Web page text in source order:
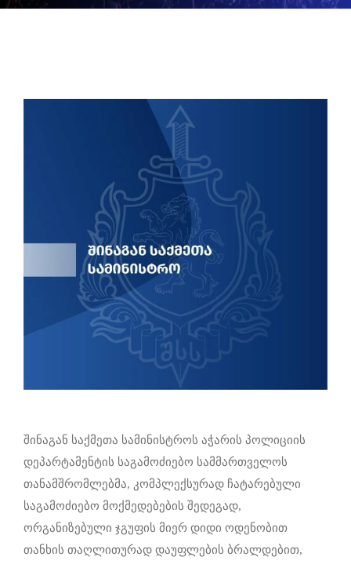
შინაგან საქმეთა სამინისტროს აჭარის პოლიციის
დეპარტამენტის საგამოძიებო სამმართველოს
თანამშრომლებმა, კომპლექსურად ჩატარებული
საგამოძიებო მოქმედებების შედეგად,
ორგანიზებული ჯგუფის მიერ დიდი ოდენობით
თანხის თაღლითურად დაუფლების ბრალდებით,